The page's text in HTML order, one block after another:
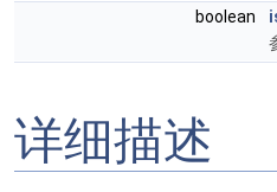
boolean
详细描述